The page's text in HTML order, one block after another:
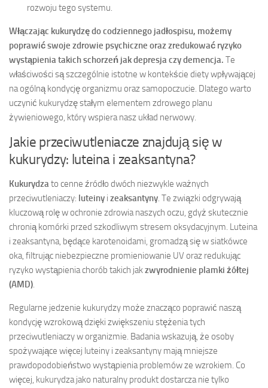
rozwoju tego systemu.
Włączając kukurydzę do codziennego jadłospisu, możemy
poprawić swoje zdrowie psychiczne oraz zredukować ryzyko
wystąpienia takich schorzeń jak depresja czy demencja. Te
właściwości są szczególnie istotne w kontekście diety wpływającej
na ogólną kondycję organizmu oraz samopoczucie. Dlatego warto
uczynić kukurydzę stałym elementem zdrowego planu
żywieniowego, który wspiera nasz układ nerwowy.
Jakie przeciwutleniacze znajdują się w
kukurydzy: luteina i zeaksantyna?
Kukurydzato cenne źródło dwóch niezwykle ważnych
przeciwutleniaczy: luteiny i zeaksantyny. Te związki odgrywają
kluczową rolę w ochronie zdrowia naszych oczu, gdyż skutecznie
chronią komórki przed szkodliwym stresem oksydacyjnym. Luteina
i zeaksantyna, będące karotenoidami, gromadzą się w siatkówce
oka, filtrując niebezpieczne promieniowanie UV oraz redukując
ryzyko wystąpienia chorób takich jakzwyrodnienie plamki żółtej
(AMD).
Regularne jedzenie kukurydzy może znacząco poprawić naszą
kondycję wzrokową dzięki zwiększeniu stężenia tych
przeciwutleniaczy w organizmie. Badania wskazują, że osoby
spożywające więcej luteiny i zeaksantyny mają mniejsze
prawdopodobieństwo wystąpienia problemów ze wzrokiem. Co
więcej, kukurydza jako naturalny produkt dostarcza nie tylko